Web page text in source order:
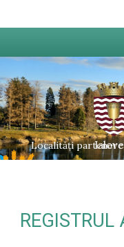
Localități partenere
REGISTRUL